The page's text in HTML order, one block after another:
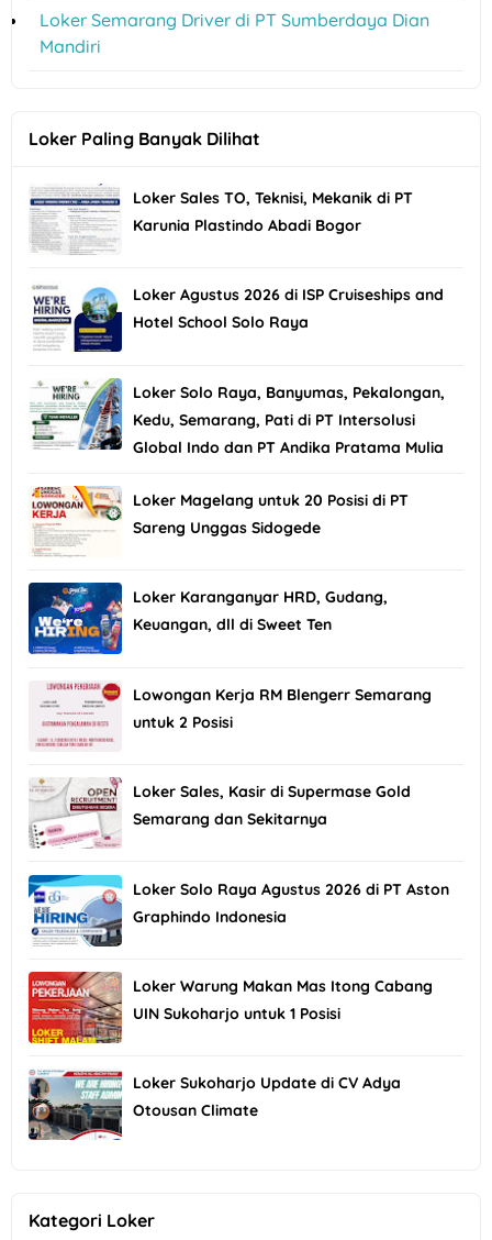
Loker Semarang Driver di PT Sumberdaya Dian
Mandiri
Loker Paling Banyak Dilihat
Loker Sales TO, Teknisi, Mekanik di PT
Karunia Plastindo Abadi Bogor
Loker Agustus 2026 di ISP Cruiseships and
Hotel School Solo Raya
Loker Solo Raya, Banyumas, Pekalongan,
Kedu, Semarang, Pati di PT Intersolusi
Global Indo dan PT Andika Pratama Mulia
Loker Magelang untuk 20 Posisi di PT
Sareng Unggas Sidogede
Loker Karanganyar HRD, Gudang,
Keuangan, dll di Sweet Ten
Lowongan Kerja RM Blengerr Semarang
untuk 2 Posisi
Loker Sales, Kasir di Supermase Gold
Semarang dan Sekitarnya
Loker Solo Raya Agustus 2026 di PT Aston
Graphindo Indonesia
Loker Warung Makan Mas Itong Cabang
UIN Sukoharjo untuk 1 Posisi
Loker Sukoharjo Update di CV Adya
Otousan Climate
Kategori Loker